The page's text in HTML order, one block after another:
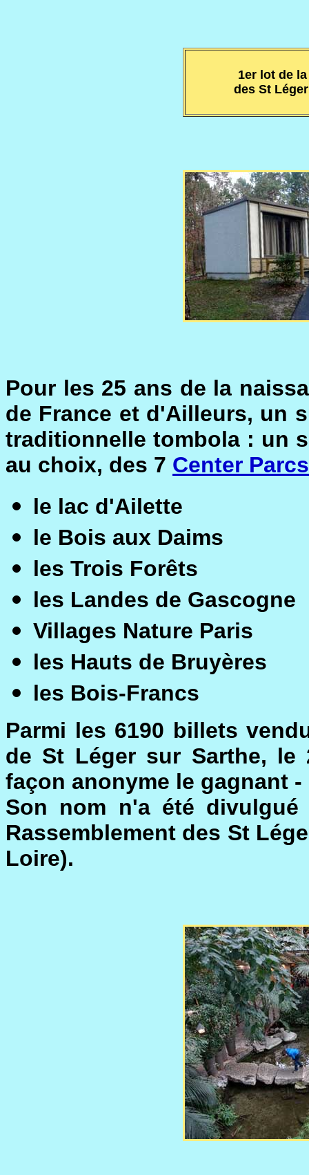
1er lot de
des St
Pour les 25 ans de la
de France et d'Ailleurs, un
traditionnelle tombola : un
au choix, des 7 Center Parcs
le lac d'Ailette
le Bois aux Daims
les Trois Forêts
les Landes de Gascogne
Villages Nature Paris
les Hauts de Bruyères
les Bois-Francs
Parmi les 6190 billets
de St Léger sur Sarthe,
façon anonyme le gagnant
Son nom n'a été
Rassemblement des St
Loire).